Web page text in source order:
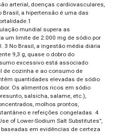
arterial, doenças cardiovasculares,
a hipertensão é uma das
mundial supera as
um limite de 2.000 mg de sódio por
3 No Brasil, a ingestão média diária
9,3 g, quase o dobro do
excessivo está associado
de cozinha e ao consumo de
quantidades elevadas de sódio
Os alimentos ricos em sódio
salsicha, salame, etc.),
molhos prontos,
e refeições congeladas. 4
of Lower-Sodium Salt Substitutes”,
em evidências de certeza